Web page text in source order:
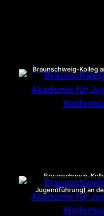
Braunschweig-Kolleg
Braunschweig-
Jugendführung) an